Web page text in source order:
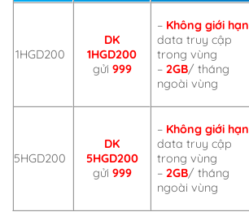
1HGD200
DK
1HGD200
gửi 999
– Không giới hạn
data truy cập
trong vùng
–2GB/ tháng
ngoài vùng
5HGD200
DK
5HGD200
gửi 999
– Không giới hạn
data truy cập
trong vùng
–2GB/ tháng
ngoài vùng